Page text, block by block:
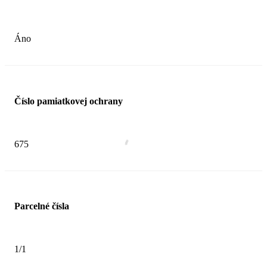
Áno
Číslo pamiatkovej ochrany
675
Parcelné čísla
1/1